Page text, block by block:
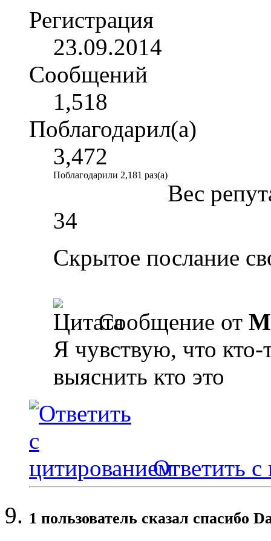
Регистрация
23.09.2014
Сообщений
1,518
Поблагодарил(а)
3,472
Поблагодарили 2,181 раз(а)
Вес
34
Скрытое послание
Сообщение от
Я чувствую, что
выяснить кто это
Ответить с
1 пользователь сказал cпасибо